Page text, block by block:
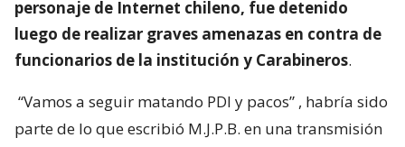
personaje de Internet chileno, fue detenido
luego de realizar graves amenazas en contra de
funcionarios de la institución y Carabineros.
“Vamos a seguir matando PDI y pacos” , habría sido
parte de lo que escribió M.J.P.B. en una transmisión